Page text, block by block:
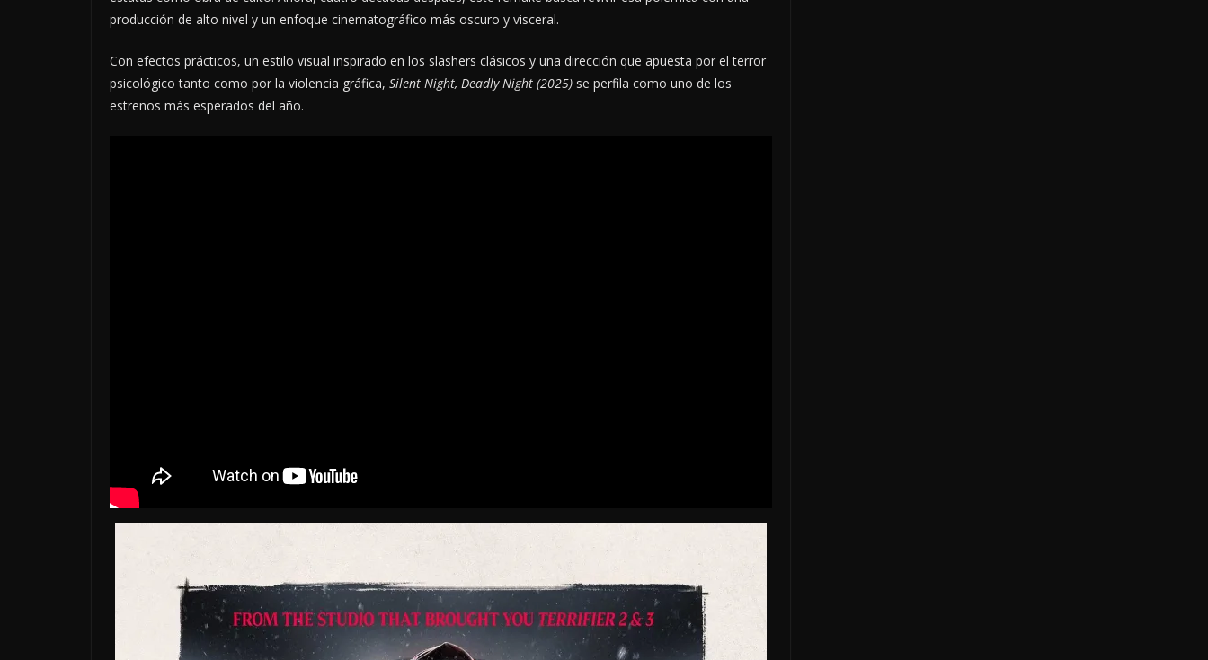
producción de alto nivel y un enfoque cinematográfico más oscuro y visceral.
Con efectos prácticos, un estilo visual inspirado en los slashers clásicos y una dirección que apuesta por el terror
psicológico tanto como por la violencia gráfica, Silent Night, Deadly Night (2025) se perfila como uno de los
estrenos más esperados del año.